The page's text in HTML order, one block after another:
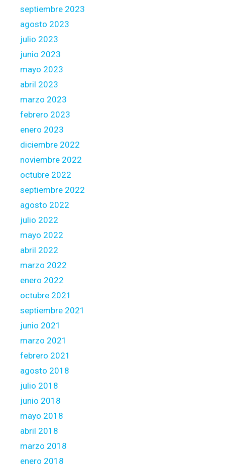
septiembre 2023
agosto 2023
julio 2023
junio 2023
mayo 2023
abril 2023
marzo 2023
febrero 2023
enero 2023
diciembre 2022
noviembre 2022
octubre 2022
septiembre 2022
agosto 2022
julio 2022
mayo 2022
abril 2022
marzo 2022
enero 2022
octubre 2021
septiembre 2021
junio 2021
marzo 2021
febrero 2021
agosto 2018
julio 2018
junio 2018
mayo 2018
abril 2018
marzo 2018
enero 2018